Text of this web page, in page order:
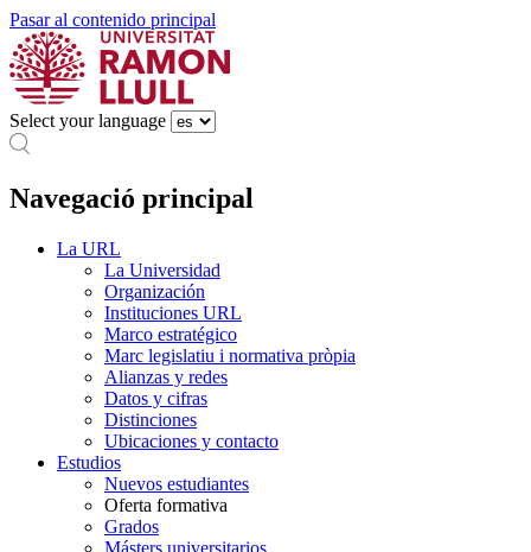
Pasar al contenido principal
Select your language
Navegació principal
La URL
La Universidad
Organización
Instituciones URL
Marco estratégico
Marc legislatiu i normativa pròpia
Alianzas y redes
Datos y cifras
Distinciones
Ubicaciones y contacto
Estudios
Nuevos estudiantes
Oferta formativa
Grados
Másters universitarios